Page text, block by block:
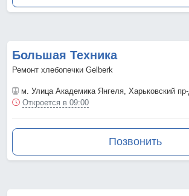
Большая Техника
Ремонт хлебопечки Gelberk
м. Улица Академика Янгеля, Харьковский
Откроется в 09:00
Позвонить